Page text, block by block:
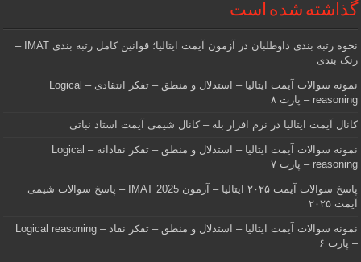
گذاشته شده است
نحوه رتبه بندی داوطلبان در آزمون آیمت ایتالیا؛ قوانین کامل رتبه بندی IMAT –
رنک بندی
نمونه سوالات آیمت ایتالیا – استدلال و منطق – تفکر انتقادی – Logical
reasoning – پارت ۸
کانال آیمت ایتالیا در نرم افزار بله – کانال شیمی آیمت استاد نباتی
نمونه سوالات آیمت ایتالیا – استدلال و منطق – تفکر نقادانه – Logical
reasoning – پارت ۷
پاسخ سوالات آیمت ۲۰۲۵ ایتالیا – آزمون IMAT 2025 – پاسخ سوالات شیمی
آیمت ۲۰۲۵
نمونه سوالات آیمت ایتالیا – استدلال و منطق – تفکر نقاد – Logical reasoning
– پارت ۶